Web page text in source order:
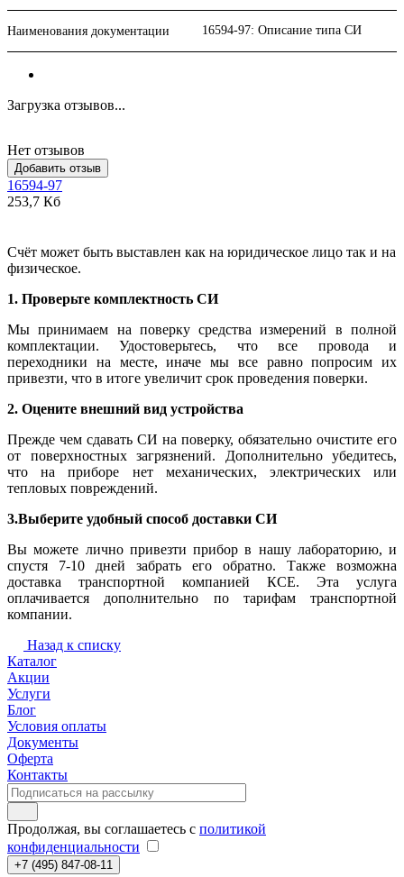
Наименования документации 16594-97: Описание типа СИ
Загрузка отзывов...
Нет отзывов
Добавить отзыв
16594-97
253,7 Кб
Счёт может быть выставлен как на юридическое лицо так и на
физическое.
1. Проверьте комплектность СИ
Мы принимаем на поверку средства измерений в полной
комплектации. Удостоверьтесь, что все провода и
переходники на месте, иначе мы все равно попросим их
привезти, что в итоге увеличит срок проведения поверки.
2. Оцените внешний вид устройства
Прежде чем сдавать СИ на поверку, обязательно очистите его
от поверхностных загрязнений. Дополнительно убедитесь,
что на приборе нет механических, электрических или
тепловых повреждений.
3.Выберите удобный способ доставки СИ
Вы можете лично привезти прибор в нашу лабораторию, и
спустя 7-10 дней забрать его обратно. Также возможна
доставка транспортной компанией КСЕ. Эта услуга
оплачивается дополнительно по тарифам транспортной
компании.
Назад к списку
Каталог
Акции
Услуги
Блог
Условия оплаты
Документы
Оферта
Контакты
Продолжая, вы соглашаетесь с политикой
конфиденциальности
+7 (495) 847-08-11